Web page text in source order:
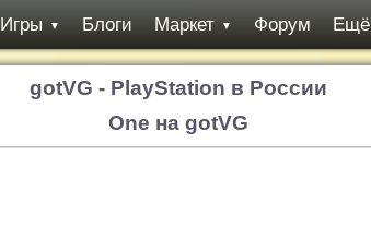
Игры ▼ Блоги Маркет ▼ Форум Ещё
gotVG - PlayStation в России
One на gotVG